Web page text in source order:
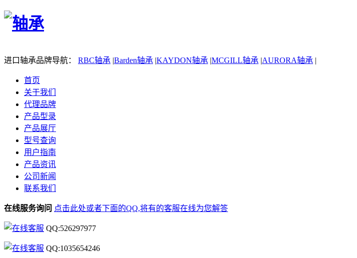
进口轴承品牌导航： RBC轴承 |Barden轴承 |KAYDON轴承 |MCGILL轴承 |AURORA轴承 |
首页
关于我们
代理品牌
产品型录
产品展厅
型号查询
用户指南
产品资讯
公司新闻
联系我们
在线服务询问 点击此处或者下面的QQ,将有的客服在线为您解答
QQ:526297977
QQ:1035654246